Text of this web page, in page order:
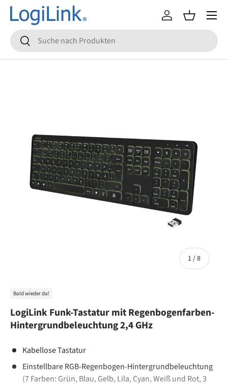
Direkt zum Inhalt
Suchen
Suchen
Einloggen
Menü
1/von
8
Bald wieder da!
LogiLink Funk-Tastatur mit Regenbogenfarben-
Hintergrundbeleuchtung 2,4 GHz
Kabellose Tastatur
Einstellbare RGB-Regenbogen-Hintergrundbeleuchtung
(7 Farben: Grün, Blau, Gelb, Lila, Cyan, Weiß und Rot, 3